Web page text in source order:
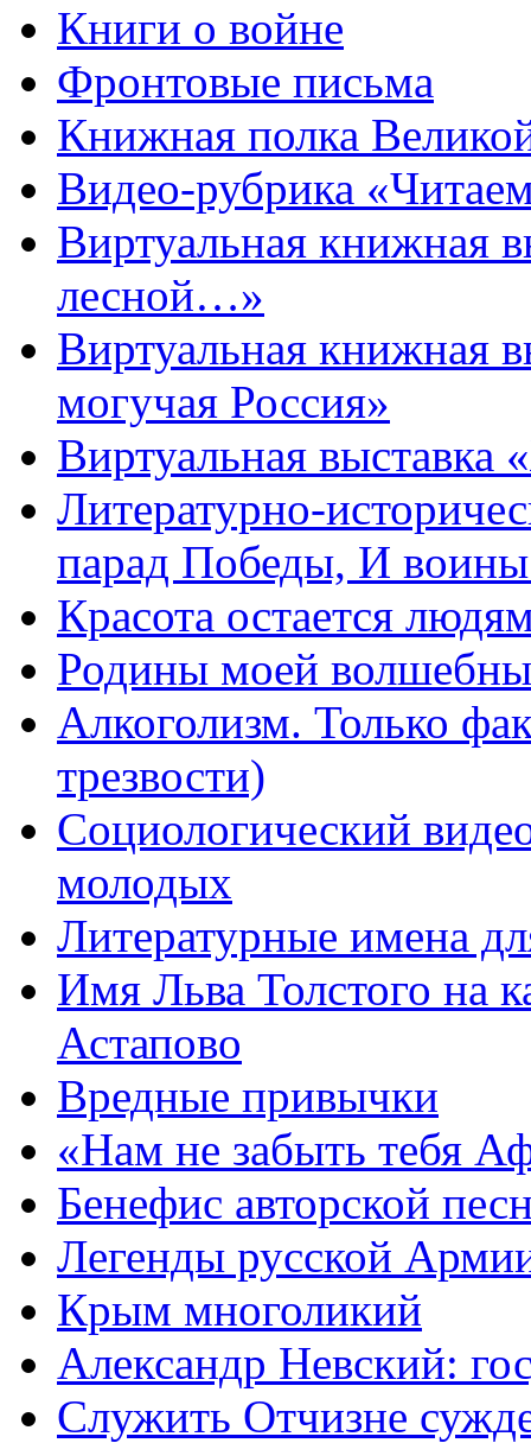
Книги о войне
Фронтовые письма
Книжная полка
Видео-рубрика
Виртуальная книжная
лесной…»
Виртуальная книжная
могучая Россия»
Виртуальная
Литературно-
парад Победы, И
Красота остается
Родины моей
Алкоголизм. Только
трезвости)
Социологический
молодых
Литературные имена
Имя Льва Толстого на
Астапово
Вредные привычки
«Нам не забыть тебя
Бенефис авторской
Легенды русской
Крым многоликий
Александр Невский:
Служить Отчизне